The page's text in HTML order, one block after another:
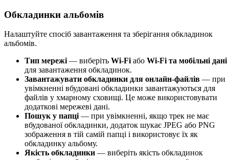
Обкладинки альбомів
Налаштуйте спосіб завантаження та зберігання обкладинок
альбомів.
Тип мережі— виберіть Wi-Fiабо Wi-Fi та мобільні дані
для завантаження обкладинок.
Завантажувати обкладинки для онлайн-файлів — при
увімкненні вбудовані обкладинки завантажуються для
файлів у хмарному сховищі. Це може використовувати
додаткові мережеві дані.
Пошук у папці— при увімкненні, якщо трек не має
вбудованої обкладинки, додаток шукає JPEG або PNG
зображення в тій самій папці і використовує їх як
обкладинку альбому.
Якість обкладинки — виберіть якість обкладинок